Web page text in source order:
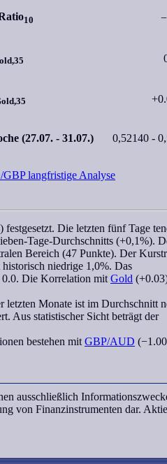
10
(27.07. - 31.07.) 0,52140 -
langfristige Analyse
Die letzten fünf Tage
Tage-Durchschnitts (+0,1%).
Bereich (47 Punkte). Der
niedrige 1,0%. Das
Die Korrelation mit Gold
Monate ist im Durchschnitt
Aus statistischer Sicht beträgt der
bestehen mit GBP/AUD
ausschließlich
von Finanzinstrumenten dar.